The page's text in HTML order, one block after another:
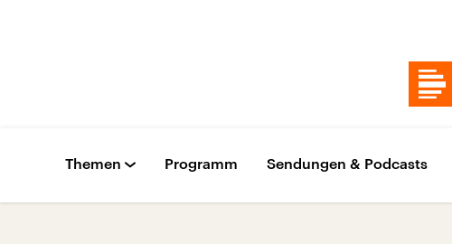
Themen Programm Sendungen & Podcasts